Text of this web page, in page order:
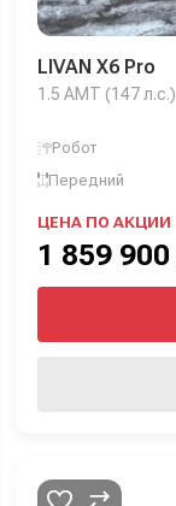
LIVAN X6 Pro
1.5 AMT (147 л.с.)
Робот
Передний
ЦЕНА ПО АКЦИИ
1 859 900